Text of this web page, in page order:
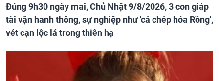
Đúng 9h30 ngày mai, Chủ Nhật 9/8/2026, 3 con giáp
tài vận hanh thông, sự nghiệp như 'cá chép hóa Rồng',
vét cạn lộc lá trong thiên hạ